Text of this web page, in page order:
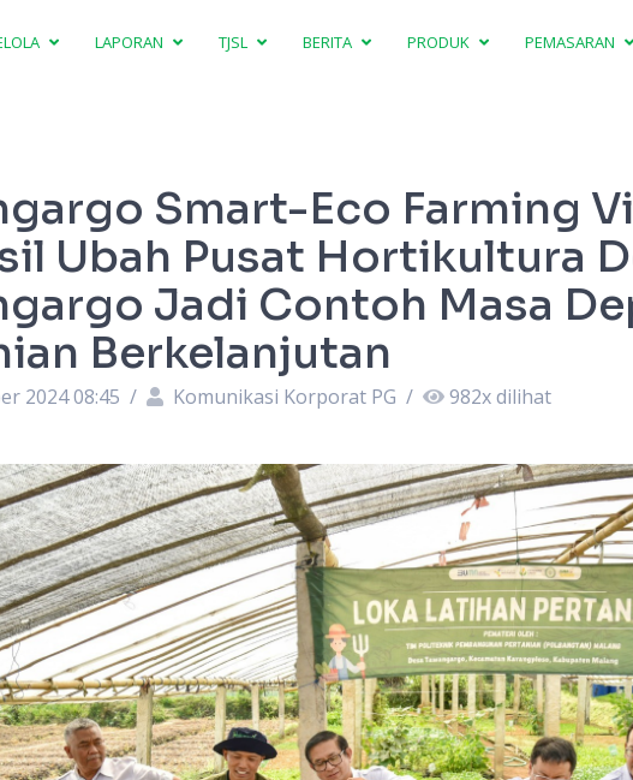
LAPORAN TJSL BERITA PRODUK PEMASARAN
Smart-Eco Farming
Ubah Pusat Hortikultura
Jadi Contoh Masa
Berkelanjutan
2024 08:45 / Komunikasi Korporat PG / 982x dilihat